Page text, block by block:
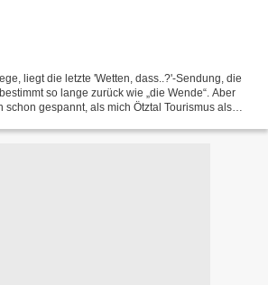
liegt die letzte 'Wetten, dass..?'-Sendung, die
so lange zurück wie „die Wende“. Aber
schon gespannt, als mich Ötztal Tourismus als